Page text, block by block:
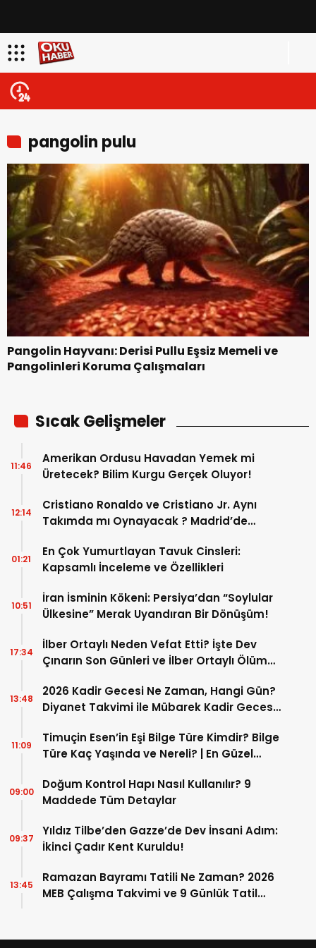
pangolin pulu
Pangolin Hayvanı: Derisi Pullu Eşsiz Memeli ve
Pangolinleri Koruma Çalışmaları
Sıcak Gelişmeler
Amerikan Ordusu Havadan Yemek mi
Üretecek? Bilim Kurgu Gerçek Oluyor!
11:46
Cristiano Ronaldo ve Cristiano Jr. Aynı
Takımda mı Oynayacak ? Madrid’de
12:14
En Çok Yumurtlayan Tavuk Cinsleri:
Kapsamlı İnceleme ve Özellikleri
01:21
İran İsminin Kökeni: Persiya’dan “Soylular
Ülkesine” Merak Uyandıran Bir Dönüşüm!
10:51
İlber Ortaylı Neden Vefat Etti? İşte Dev
Çınarın Son Günleri ve İlber Ortaylı Ölüm
17:34
2026 Kadir Gecesi Ne Zaman, Hangi Gün?
Diyanet Takvimi ile Mübarek Kadir Gecesi
13:48
Timuçin Esen’in Eşi Bilge Türe Kimdir? Bilge
Türe Kaç Yaşında ve Nereli? | En Güzel
11:09
Doğum Kontrol Hapı Nasıl Kullanılır? 9
Maddede Tüm Detaylar
09:00
Yıldız Tilbe’den Gazze’de Dev İnsani Adım:
İkinci Çadır Kent Kuruldu!
09:37
Ramazan Bayramı Tatili Ne Zaman? 2026
MEB Çalışma Takvimi ve 9 Günlük Tatil
13:45